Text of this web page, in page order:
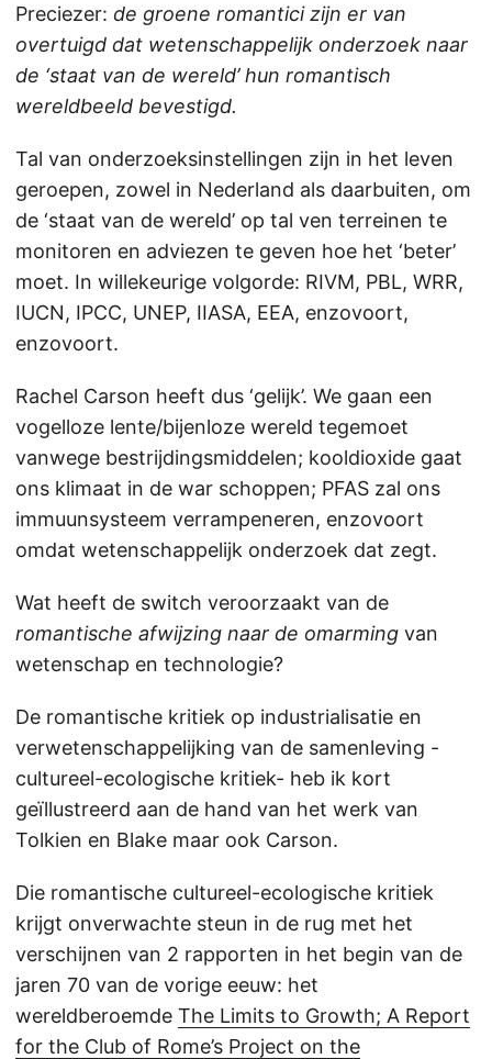
Preciezer: de groene romantici zijn er van
overtuigd dat wetenschappelijk onderzoek naar
de ‘staat van de wereld’ hun romantisch
wereldbeeld bevestigd.
Tal van onderzoeksinstellingen zijn in het leven
geroepen, zowel in Nederland als daarbuiten, om
de ‘staat van de wereld’ op tal ven terreinen te
monitoren en adviezen te geven hoe het ‘beter’
moet. In willekeurige volgorde: RIVM, PBL, WRR,
IUCN, IPCC, UNEP, IIASA, EEA, enzovoort,
enzovoort.
Rachel Carson heeft dus ‘gelijk’. We gaan een
vogelloze lente/bijenloze wereld tegemoet
vanwege bestrijdingsmiddelen; kooldioxide gaat
ons klimaat in de war schoppen; PFAS zal ons
immuunsysteem verrampeneren, enzovoort
omdat wetenschappelijk onderzoek dat zegt.
Wat heeft de switch veroorzaakt van de
romantische afwijzing naar de omarming van
wetenschap en technologie?
De romantische kritiek op industrialisatie en
verwetenschappelijking van de samenleving -
cultureel-ecologische kritiek- heb ik kort
geïllustreerd aan de hand van het werk van
Tolkien en Blake maar ook Carson.
Die romantische cultureel-ecologische kritiek
krijgt onverwachte steun in de rug met het
verschijnen van 2 rapporten in het begin van de
jaren 70 van de vorige eeuw: het
wereldberoemde The Limits to Growth; A Report
for the Club of Rome’s Project on the